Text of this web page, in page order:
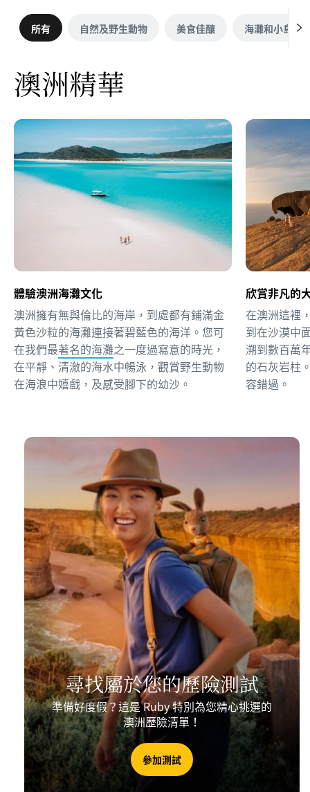
所有 自然及野生動物 美食佳釀 海灘和小島
澳洲精華
體驗澳洲海灘文化
澳洲擁有無與倫比的海岸，到處都有鋪滿金
黃色沙粒的海灘連接著碧藍色的海洋。您可
在我們最著名的海灘之一度過寫意的時光，
在平靜、清澈的海水中暢泳，觀賞野生動物
在海浪中嬉戲，及感受腳下的幼沙。
欣賞非凡的
在澳洲這裡
到在沙漠中
溯到數百萬
的石灰岩柱
容錯過。
尋找屬於您的歷險測試
準備好度假？這是 Ruby 特別為您精心挑選的
澳洲歷險清單！
參加測試